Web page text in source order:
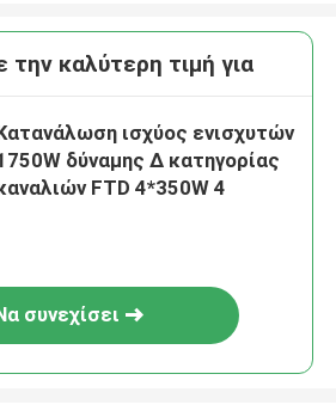
καλύτερη τιμή για
ισχύος ενισχυτών
δύναμης Δ κατηγορίας
FTD 4*350W 4
συνεχίσει